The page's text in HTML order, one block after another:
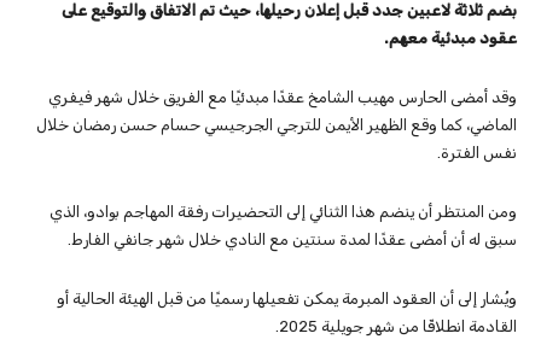
بضم ثلاثة لاعبين جدد قبل إعلان رحيلها، حيث تم الاتفاق والتوقيع على
عقود مبدئية معهم.
وقد أمضى الحارس مهيب الشامخ عقدًا مبدئيًا مع الفريق خلال شهر فيفري
الماضي، كما وقع الظهير الأيمن للترجي الجرجيسي حسام حسن رمضان خلال
نفس الفترة.
ومن المنتظر أن ينضم هذا الثنائي إلى التحضيرات رفقة المهاجم بوادو، الذي
سبق له أن أمضى عقدًا لمدة سنتين مع النادي خلال شهر جانفي الفارط.
ويُشار إلى أن العقود المبرمة يمكن تفعيلها رسميًا من قبل الهيئة الحالية أو
القادمة انطلاقًا من شهر جويلية 2025.